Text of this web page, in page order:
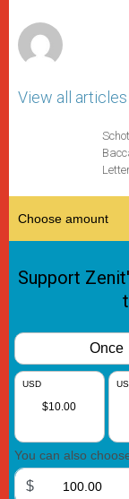
View all articles